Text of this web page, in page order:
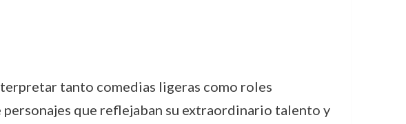
tanto comedias ligeras como roles
que reflejaban su extraordinario talento y